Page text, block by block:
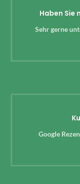
Haben Sie
Sehr gerne
Google